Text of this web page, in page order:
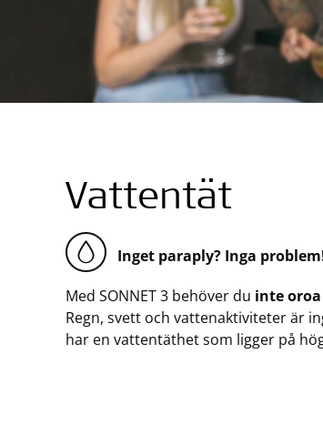
Vattentät
Inget paraply? Inga
Med SONNET 3 behöver du inte
Regn, svett och vattenaktiviteter är
har en vattentäthet som ligger på